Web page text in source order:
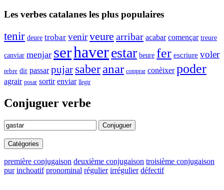
Les verbes catalanes les plus populaires
tenir deure trobar venirveure arribar acabar començar treure
canviar menjar serhaverestar beure fer escriure voler
rebre dir passar pujar saberanar comprar conèixer poder
agrair posar sortir enviar llegir
Conjuguer verbe
Conjuguer
Catégories
première conjugaison deuxième conjugaison troisième conjugaison
pur inchoatif pronominal régulier irrégulier défectif